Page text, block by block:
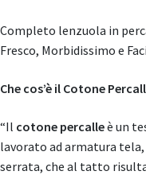
Completo lenzuola in
Fresco, Morbidissimo e
Che cos’è il Cotone
“Il cotone percalleè un
lavorato ad armatura
serrata, che al tatto